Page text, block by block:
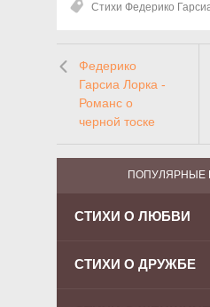
Стихи Федерико
Федерико
Гарсиа Лорка -
Романс о
черной тоске
ПОПУЛЯРНЫЕ
СТИХИ О ЛЮБВИ
СТИХИ О ДРУЖБЕ